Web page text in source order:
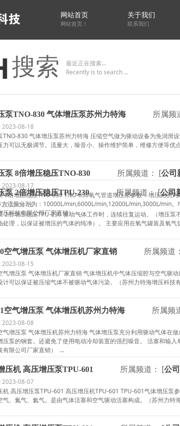
网站首页
网站首页！
关于我们
联系我们
搜索
最近正在搜索...
Recently is to search ...
泵TNO-830 气体增压泵苏州力特海 所属频
2023-08-18
TNO-830 气体增压泵苏州力特海 压缩空气做为驱动设备为免润滑
力可以无极调节。流量大，噪音小、操作维护简单，维修方便等
泵 8倍增压稳压TNO-830 所属频道： [公司
2023-08-17
8倍增压稳压TNO-830 TNO-830氧气管道增压泵参数：增压比例
方流量分别为：10000L/min,6000L/min,12000L/min,3000L/min
压科技有限公司厂家直销） ...
泵 2倍增压稳压TPU-230 所属频道： [公司
2023-08-16
2倍增压稳压TPU-230 驱动气体工作时，连续往复运动。（增压
处理，以保证被增压的气体的纯净）。 主要应用在氧气罐装及氧
空气增压泵 气体增压机厂家直销 所属频道
2023-08-15
气增压泵 气体增压机厂家直销 气体增压机中气体压缩腔与空气驱
计可以保证被压缩气体不被驱动气体污染。（苏州力特海增压科技
空气增压泵 气体增压机苏州力特海 所属频
2023-08-08
气增压泵 气体增压机苏州力特海 气体增压泵充分利用驱动气体在
压泵的钢套。还避免了使用电动冷却装置的强烈噪音。 活塞和输
有限公司厂家直销） ...
压机 高压增压泵TPU-601 所属频道： [公
2023-08-07
机 高压增压泵TPU-601 高压增压机TPU-601 TPU-601气体增压
气、氮气、氦气。是由气体活塞和空气驱动活塞构成。（苏州力特